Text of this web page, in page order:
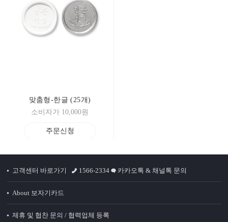
맞춤형-한글 (25개)
소비자가 10,000원
주문신청
고객센터 바로가기 1566-2334 카카오톡 & 채널톡 문의
About 보자기카드
제휴 및 협찬 문의 / 협력업체 등록